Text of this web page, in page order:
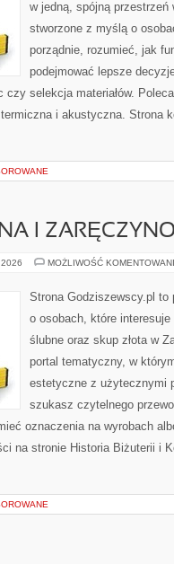
w jedną, spójną przestrzeń
stworzone z myślą o
porządnie, rozumieć, jak
podejmować lepsze
czy selekcja materiałów.
i akustyczna. Strona
I
MOŻLIWOŚĆ
Strona Godziszewscy.pl
o osobach, które
ślubne oraz skup złota w
portal tematyczny, w
estetyczne z użytecznymi
szukasz czytelnego
oznaczenia na wyrobach
na stronie Historia Biżuterii i